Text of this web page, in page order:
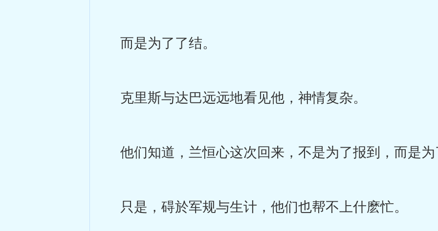
而是为了了结。
克里斯与达巴远远地看见他，神情复杂。
他们知道，兰恒心这次回来，不是为了报到，而是
只是，碍於军规与生计，他们也帮不上什麽忙。